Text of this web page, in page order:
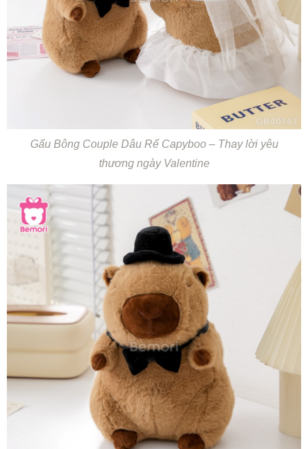
Gấu Bông Couple Dâu Rể Capyboo – Thay lời yêu
thương ngày Valentine